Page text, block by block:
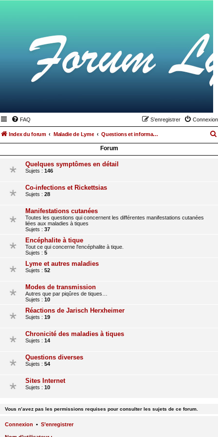
FAQ Connexion
S’enregistrer
Index du forum Maladie de Lyme Questions et informations médicales relatives à la maladie de Lyme et les maladies vectorielles à tiques
Forum
Quelques symptômes en détail
Sujets : 146
Co-infections et Rickettsias
Sujets : 28
Manifestations cutanées
Toutes les questions qui concernent les différentes manifestations cutanées
liées aux maladies à tiques
Sujets : 37
Encéphalite à tique
Tout ce qui concerne l'encéphalite à tique.
Sujets : 5
Lyme et autres maladies
Sujets : 52
Modes de transmission
Autres que par piqûres de tiques…
Sujets : 10
Réactions de Jarisch Herxheimer
Sujets : 19
Chronicité des maladies à tiques
Sujets : 14
Questions diverses
Sujets : 54
Sites Internet
Sujets : 10
Vous n’avez pas les permissions requises pour consulter les sujets de ce forum.
Connexion • S’enregistrer